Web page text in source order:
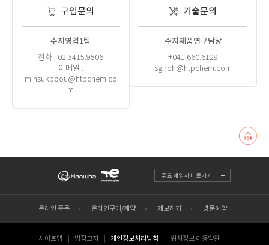
구입문의
수지영업1팀
전화 : 02.3415.9506
이메일 :
minsukpoou@htpchem.co
m
기술문의
수지제품연구담당
+041.660.6128
sg.roh@htpchem.com
주요 계열사 바로가기
온라인 주문 온라인구매/계약 제보하기 방문예약
사이트맵 법적고지 개인정보처리방침 위치정보 이용약관